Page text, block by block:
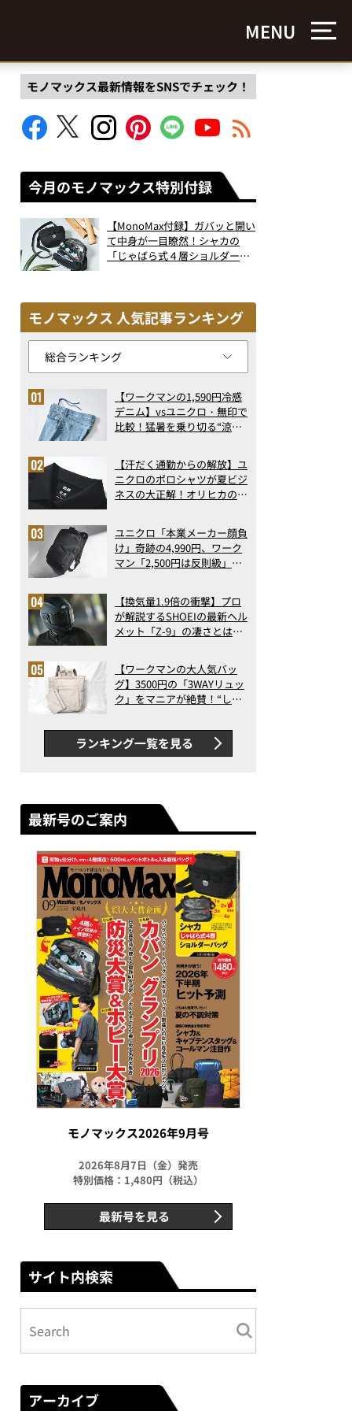
MENU
モノマックス最新情報をSNSでチェック！
今月のモノマックス特別付録
【MonoMax付録】ガバッと開い
て中身が一目瞭然！シャカの
「じゃばら式４層ショルダーバ
モノマックス 人気記事ランキング
【ワークマンの1,590円冷感
デニム】vsユニクロ・無印で
比較！猛暑を乗り切る“涼感
で決定版
【汗だく通勤からの解放】ユ
ニクロのポロシャツが夏ビジ
ネスの大正解！オリヒカの透
アの実力
ユニクロ「本業メーカー顔負
け」奇跡の4,990円、ワーク
マン「2,500円は反則級」凄
ト3】（2026年6月版）
【換気量1.9倍の衝撃】プロ
が解説するSHOEIの最新ヘル
メット「Z-9」の凄さとは？
ス【ワークマンの大人気バッ
グ】3500円の「3WAYリュッ
ク」をマニアが絶賛！“しご
判以上に優秀だった
ランキング一覧を見る
最新号のご案内
モノマックス2026年9月号
2026年8月7日（金）発売
特別価格：1,480円（税込）
最新号を見る
サイト内検索
アーカイブ